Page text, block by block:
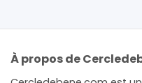
À propos de